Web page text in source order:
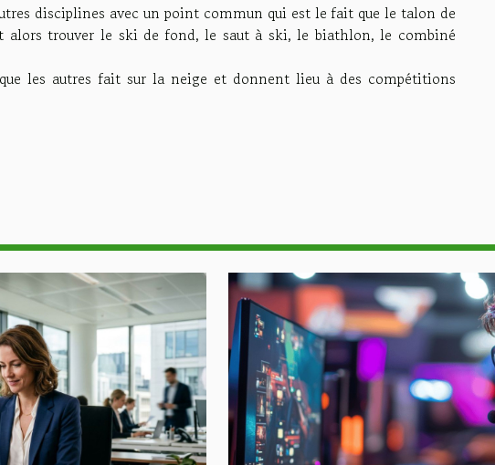
disciplines avec un point commun qui est le fait que le talon de
alors trouver le ski de fond, le saut à ski, le biathlon, le combiné
les autres fait sur la neige et donnent lieu à des compétitions